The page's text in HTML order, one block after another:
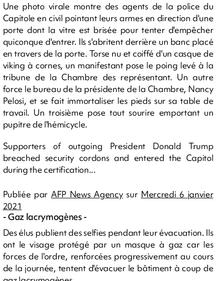
Une photo virale montre des agents de la police du
Capitole en civil pointant leurs armes en direction d'une
porte dont la vitre est brisée pour tenter d'empêcher
quiconque d'entrer. Ils s'abritent derrière un banc placé
en travers de la porte. Torse nu et coiffé d'un casque de
viking à cornes, un manifestant pose le poing levé à la
tribune de la Chambre des représentant. Un autre
force le bureau de la présidente de la Chambre, Nancy
Pelosi, et se fait immortaliser les pieds sur sa table de
travail. Un troisième pose tout sourire emportant un
pupitre de l'hémicycle.
Supporters of outgoing President Donald Trump
breached security cordons and entered the Capitol
during the certification...
Publiée par AFP News Agencysur Mercredi 6 janvier
2021
- Gaz lacrymogènes -
Des élus publient des selfies pendant leur évacuation. Ils
ont le visage protégé par un masque à gaz car les
forces de l'ordre, renforcées progressivement au cours
de la journée, tentent d'évacuer le bâtiment à coup de